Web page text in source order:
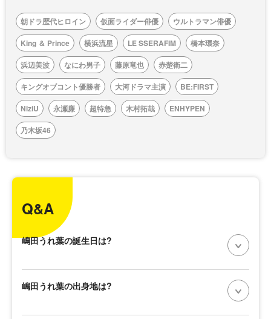
朝ドラ歴代ヒロイン 仮面ライダー俳優
ウルトラマン俳優
King ＆ Prince
横浜流星 LE SSERAFIM
橋本環奈
浜辺美波
なにわ男子 藤原竜也
赤楚衛二
キングオブコント優勝者
大河ドラマ主演
BE:FIRST
NiziU
永瀬廉 超特急 木村拓哉
ENHYPEN
乃木坂46
Q&A
嶋田うれ葉の誕生日は?
嶋田うれ葉の出身地は?